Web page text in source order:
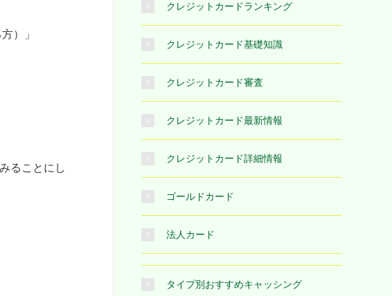
）」
ることにし
クレジットカードランキング
クレジットカード基礎知識
クレジットカード審査
クレジットカード最新情報
クレジットカード詳細情報
ゴールドカード
法人カード
タイプ別おすすめキャッシング